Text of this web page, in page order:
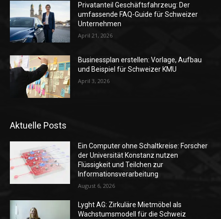
Privatanteil Geschäftsfahrzeug: Der
umfassende FAQ-Guide für Schweizer
Unternehmen
April 21, 2026
Businessplan erstellen: Vorlage, Aufbau
und Beispiel für Schweizer KMU
April 3, 2026
Aktuelle Posts
Ein Computer ohne Schaltkreise: Forscher
der Universität Konstanz nutzen
Flüssigkeit und Teilchen zur
Informationsverarbeitung
August 6, 2026
Lyght AG: Zirkuläre Mietmöbel als
Wachstumsmodell für die Schweiz